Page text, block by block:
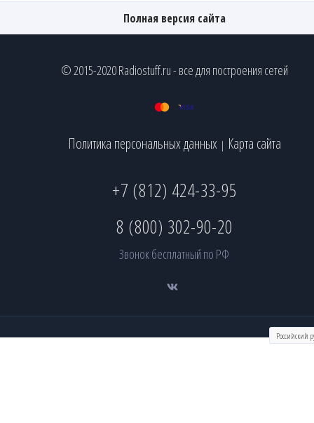
Полная версия сайта
© 2015-2020 Radiostuff.ru - все для построения сетей
Политика персональных данных | Карта сайта
+7 (812) 424-33-95
8 (800) 302-90-20
Звонок бесплатный по РФ